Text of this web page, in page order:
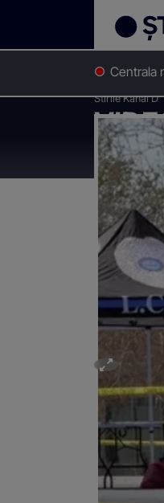
Centrala
Stirile Kanal D
ani